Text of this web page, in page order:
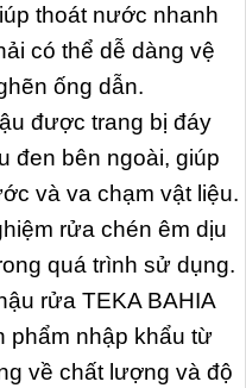
thoát nước nhanh
có thể dễ dàng vệ
ống dẫn.
được trang bị đáy
đen bên ngoài, giúp
và va chạm vật liệu.
rửa chén êm dịu
quá trình sử dụng.
rửa TEKA BAHIA
phẩm nhập khẩu từ
về chất lượng và độ